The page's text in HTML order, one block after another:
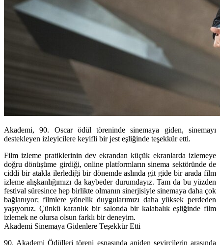
Akademi, 90. Oscar ödül töreninde sinemaya giden, sinemayı
destekleyen izleyicilere keyifli bir jest eşliğinde teşekkür etti.
Film izleme pratiklerinin dev ekrandan küçük ekranlarda izlemeye
doğru dönüşüme girdiği, online platformların sinema sektöründe de
ciddi bir atakla ilerlediği bir dönemde aslında git gide bir arada film
izleme alışkanlığımızı da kaybeder durumdayız. Tam da bu yüzden
festival süresince hep birlikte olmanın sinerjisiyle sinemaya daha çok
bağlanıyor; filmlere yönelik duygularımızı daha yüksek perdeden
yaşıyoruz. Çünkü karanlık bir salonda bir kalabalık eşliğinde film
izlemek ne olursa olsun farklı bir deneyim.
Akademi Sinemaya Gidenlere Teşekkür Etti
90. Akademi Ödülleri töreni esnasında aniden seyircilerin arasında